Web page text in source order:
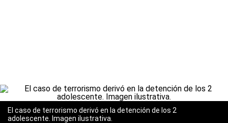
El caso de terrorismo derivó en la detención de los 2
adolescente. Imagen ilustrativa.